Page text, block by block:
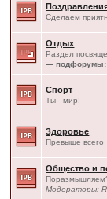
Сделаем
Отдых
Раздел
— подфорумы:
Спорт
Ты - мир!
Здоровье
Превыше всего
Общество и
Модераторы: